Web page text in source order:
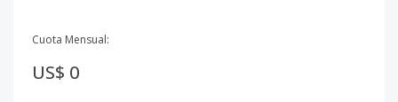
Cuota Mensual:
US$ 0